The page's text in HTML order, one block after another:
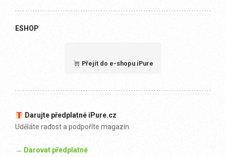
ESHOP
Přejít do e-shopu iPure
Darujte předplatné iPure.cz
Uděláte radost a podpoříte magazín.
→ Darovat předplatné